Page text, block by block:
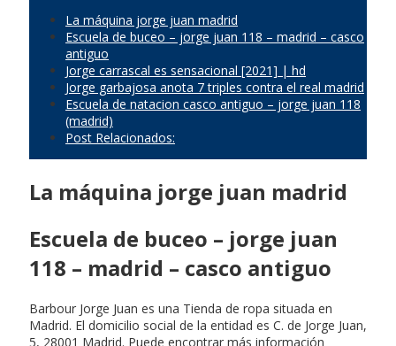
La máquina jorge juan madrid
Escuela de buceo – jorge juan 118 – madrid – casco
antiguo
Jorge carrascal es sensacional [2021] | hd
Jorge garbajosa anota 7 triples contra el real madrid
Escuela de natacion casco antiguo – jorge juan 118
(madrid)
Post Relacionados:
La máquina jorge juan madrid
Escuela de buceo – jorge juan
118 – madrid – casco antiguo
Barbour Jorge Juan es una Tienda de ropa situada en
Madrid. El domicilio social de la entidad es C. de Jorge Juan,
5, 28001 Madrid. Puede encontrar más información